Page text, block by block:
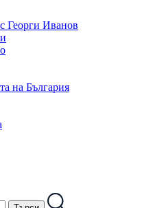
Георги Иванов
на България